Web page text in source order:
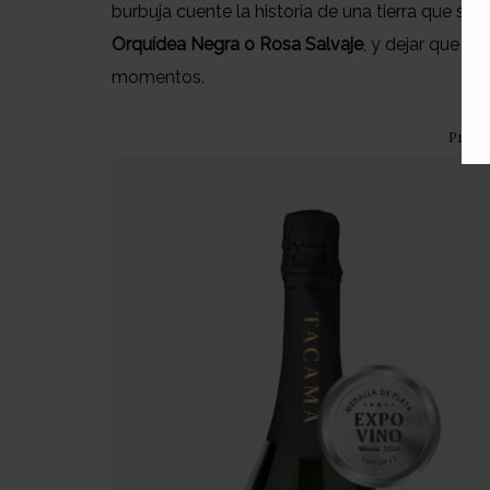
burbuja cuente la historia de una tierra que
Orquídea Negra o Rosa Salvaje, y dejar que
momentos.